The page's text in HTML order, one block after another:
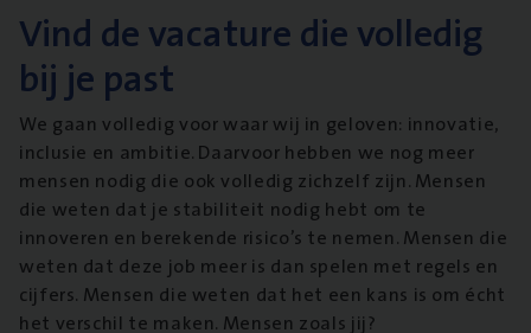
Vind de vacature die volledig
bij je past
We gaan volledig voor waar wij in geloven: innovatie,
inclusie en ambitie. Daarvoor hebben we nog meer
mensen nodig die ook volledig zichzelf zijn. Mensen
die weten dat je stabiliteit nodig hebt om te
innoveren en berekende risico’s te nemen. Mensen die
weten dat deze job meer is dan spelen met regels en
cijfers. Mensen die weten dat het een kans is om écht
het verschil te maken. Mensen zoals jij?